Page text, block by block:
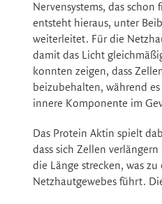
Nervensystems, das
entsteht hieraus, unter
weiterleitet. Für die
damit das Licht
konnten zeigen, dass
beizubehalten, während
innere Komponente im
Das Protein Aktin spielt
dass sich Zellen
die Länge strecken, was
Netzhautgewebes führt.